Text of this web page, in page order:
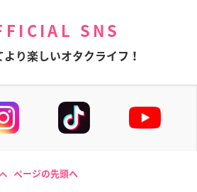
SNS
より楽しいオタクライフ！
ページの先頭へ